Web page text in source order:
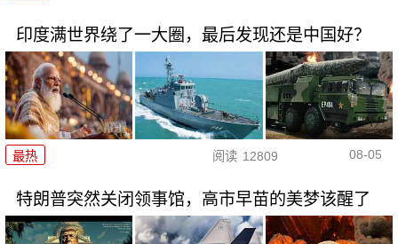
印度满世界绕了一大圈，最后发现还是中国好？
最热 阅读 12809 08-05
特朗普突然关闭领事馆，高市早苗的美梦该醒了